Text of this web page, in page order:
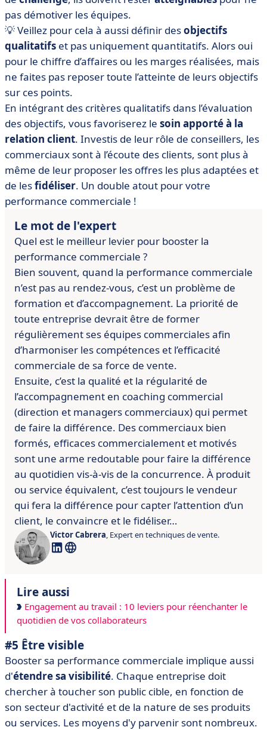
pas démotiver les équipes.
💡 Veillez pour cela à aussi définir desobjectifs
qualitatifs et pas uniquement quantitatifs. Alors oui
pour le chiffre d’affaires ou les marges réalisées, mais
ne faites pas reposer toute l’atteinte de leurs objectifs
sur ces points.
En intégrant des critères qualitatifs dans l’évaluation
des objectifs, vous favoriserez le soin apporté à la
relation client. Investis de leur rôle de conseillers, les
commerciaux sont à l’écoute des clients, sont plus à
même de leur proposer les offres les plus adaptées et
de lesfidéliser. Un double atout pour votre
performance commerciale !
Le mot de l'expert
Quel est le meilleur levier pour booster la
performance commerciale ?
Bien souvent, quand la performance commerciale
n’est pas au rendez-vous, c’est un problème de
formation et d’accompagnement. La priorité de
toute entreprise devrait être de former
régulièrement ses équipes commerciales afin
d’harmoniser les compétences et l’efficacité
commerciale de sa force de vente.
Ensuite, c’est la qualité et la régularité de
l’accompagnement en coaching commercial
(direction et managers commerciaux) qui permet
de faire la différence. Des commerciaux bien
formés, efficaces commercialement et motivés
sont une arme redoutable pour faire la différence
au quotidien vis-à-vis de la concurrence. À produit
ou service équivalent, c’est toujours le vendeur
qui fera la différence pour capter l’attention d’un
client, le convaincre et le fidéliser…
Victor Cabrera, Expert en techniques de vente.
Lire aussi
Engagement au travail : 10 leviers pour réenchanter le
quotidien de vos collaborateurs
#5 Être visible
Booster sa performance commerciale implique aussi
d'étendre sa visibilité. Chaque entreprise doit
chercher à toucher son public cible, en fonction de
son secteur d'activité et de la nature de ses produits
ou services. Les moyens d'y parvenir sont nombreux.